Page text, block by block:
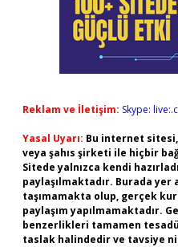
Reklam ve İletişim: Skype:
Yasal Uyarı: Bu internet
veya şahıs şirketi ile hiçbir
Sitede yalnızca kendi
paylaşılmaktadır. Burada
taşımamakta olup, gerçek
paylaşım yapılmamaktadır.
benzerlikleri tamamen
taslak halindedir ve tavsiye